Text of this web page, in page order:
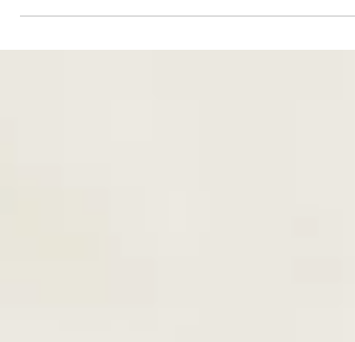
die Grippe! Und nicht nur eine Grippe. Ich...